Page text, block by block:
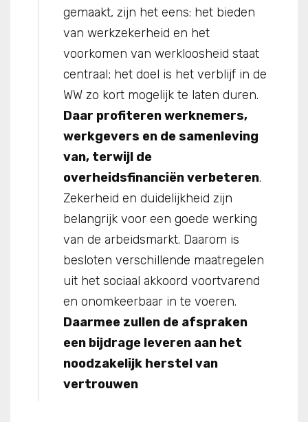
gemaakt, zijn het eens: het bieden
van werkzekerheid en het
voorkomen van werkloosheid staat
centraal; het doel is het verblijf in de
WW zo kort mogelijk te laten duren.
Daar profiteren werknemers,
werkgevers en de samenleving
van, terwijl de
overheidsfinanciën verbeteren.
Zekerheid en duidelijkheid zijn
belangrijk voor een goede werking
van de arbeidsmarkt. Daarom is
besloten verschillende maatregelen
uit het sociaal akkoord voortvarend
en onomkeerbaar in te voeren.
Daarmee zullen de afspraken
een bijdrage leveren aan het
noodzakelijk herstel van
vertrouwen